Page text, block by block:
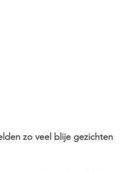
zo veel blije gezichten